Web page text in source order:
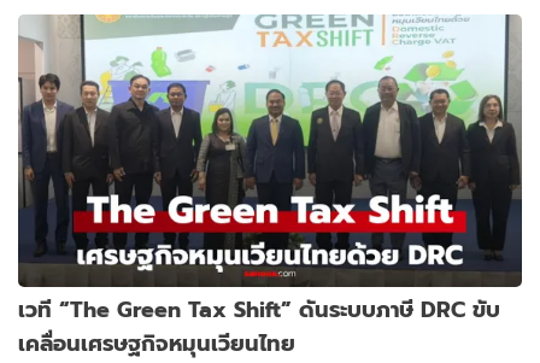
เวที “The Green Tax Shift” ดันระบบภาษี DRC ขับ
เคลื่อนเศรษฐกิจหมุนเวียนไทย